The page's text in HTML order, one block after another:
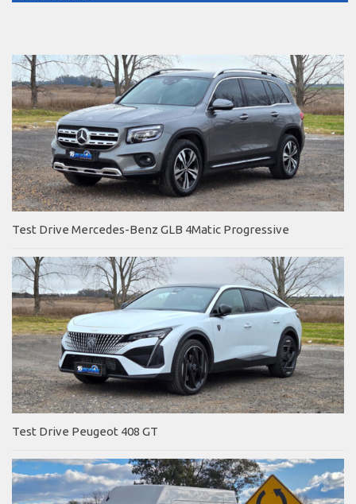
Test Drive Mercedes-Benz GLB 4Matic Progressive
Test Drive Peugeot 408 GT